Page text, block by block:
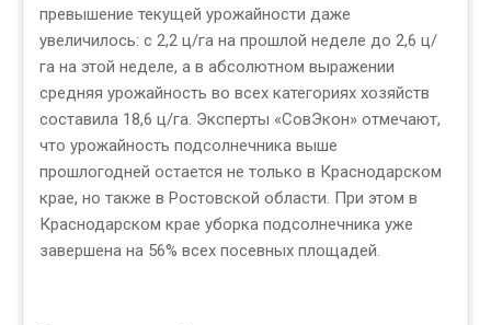
превышение текущей урожайности даже
увеличилось: с 2,2 ц/га на прошлой неделе до 2,6 ц/
га на этой неделе, а в абсолютном выражении
средняя урожайность во всех категориях хозяйств
составила 18,6 ц/га. Эксперты «СовЭкон» отмечают,
что урожайность подсолнечника выше
прошлогодней остается не только в Краснодарском
крае, но также в Ростовской области. При этом в
Краснодарском крае уборка подсолнечника уже
завершена на 56% всех посевных площадей.